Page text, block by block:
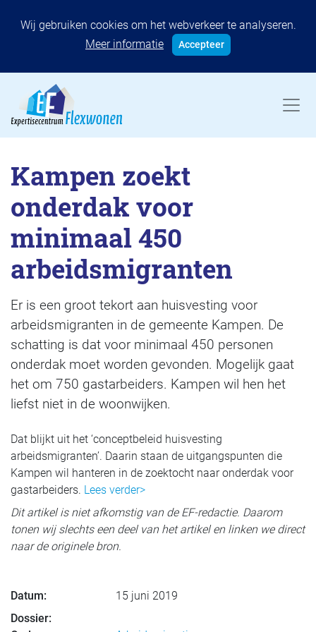
Wij gebruiken cookies om het webverkeer te analyseren.
Meer informatie
Accepteer
Kampen zoekt
onderdak voor
minimaal 450
arbeidsmigranten
Er is een groot tekort aan huisvesting voor
arbeidsmigranten in de gemeente Kampen. De
schatting is dat voor minimaal 450 personen
onderdak moet worden gevonden. Mogelijk gaat
het om 750 gastarbeiders. Kampen wil hen het
liefst niet in de woonwijken.
Dat blijkt uit het ‘conceptbeleid huisvesting
arbeidsmigranten’. Daarin staan de uitgangspunten die
Kampen wil hanteren in de zoektocht naar onderdak voor
gastarbeiders. Lees verder>
Dit artikel is niet afkomstig van de EF-redactie. Daarom
tonen wij slechts een deel van het artikel en linken we direct
naar de originele bron.
Datum:
15 juni 2019
Dossier: